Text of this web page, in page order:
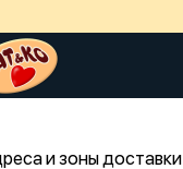
и зоны доставки